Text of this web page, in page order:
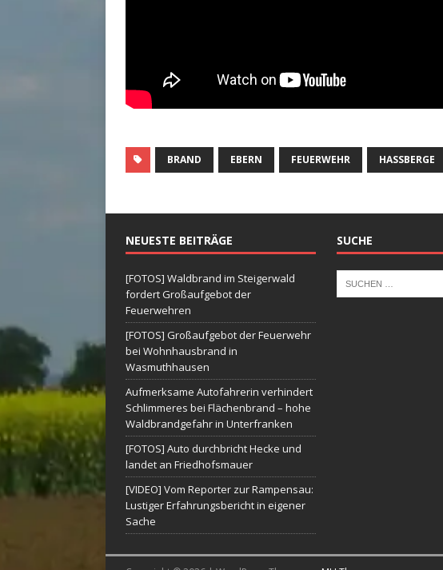
BRAND EBERN FEUERWEHR HASSBERGE
NEUESTE BEITRÄGE
[FOTOS] Waldbrand im Steigerwald
fordert Großaufgebot der
Feuerwehren
[FOTOS] Großaufgebot der Feuerwehr
bei Wohnhausbrand in
Wasmuthhausen
Aufmerksame Autofahrerin verhindert
Schlimmeres bei Flächenbrand – hohe
Waldbrandgefahr in Unterfranken
[FOTOS] Auto durchbricht Hecke und
landet an Friedhofsmauer
[VIDEO] Vom Reporter zur Rampensau:
Lustiger Erfahrungsbericht in eigener
Sache
SUCHE